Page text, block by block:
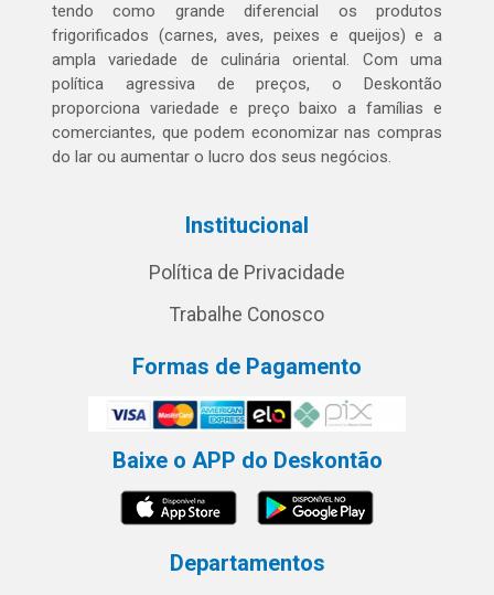
tendo como grande diferencial os produtos
frigorificados (carnes, aves, peixes e queijos) e a
ampla variedade de culinária oriental. Com uma
política agressiva de preços, o Deskontão
proporciona variedade e preço baixo a famílias e
comerciantes, que podem economizar nas compras
do lar ou aumentar o lucro dos seus negócios.
Institucional
Política de Privacidade
Trabalhe Conosco
Formas de Pagamento
Baixe o APP do Deskontão
Departamentos